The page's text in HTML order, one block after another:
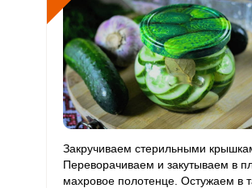
Закручиваем стерильными
Переворачиваем и закутываем в
махровое полотенце. Остужаем в